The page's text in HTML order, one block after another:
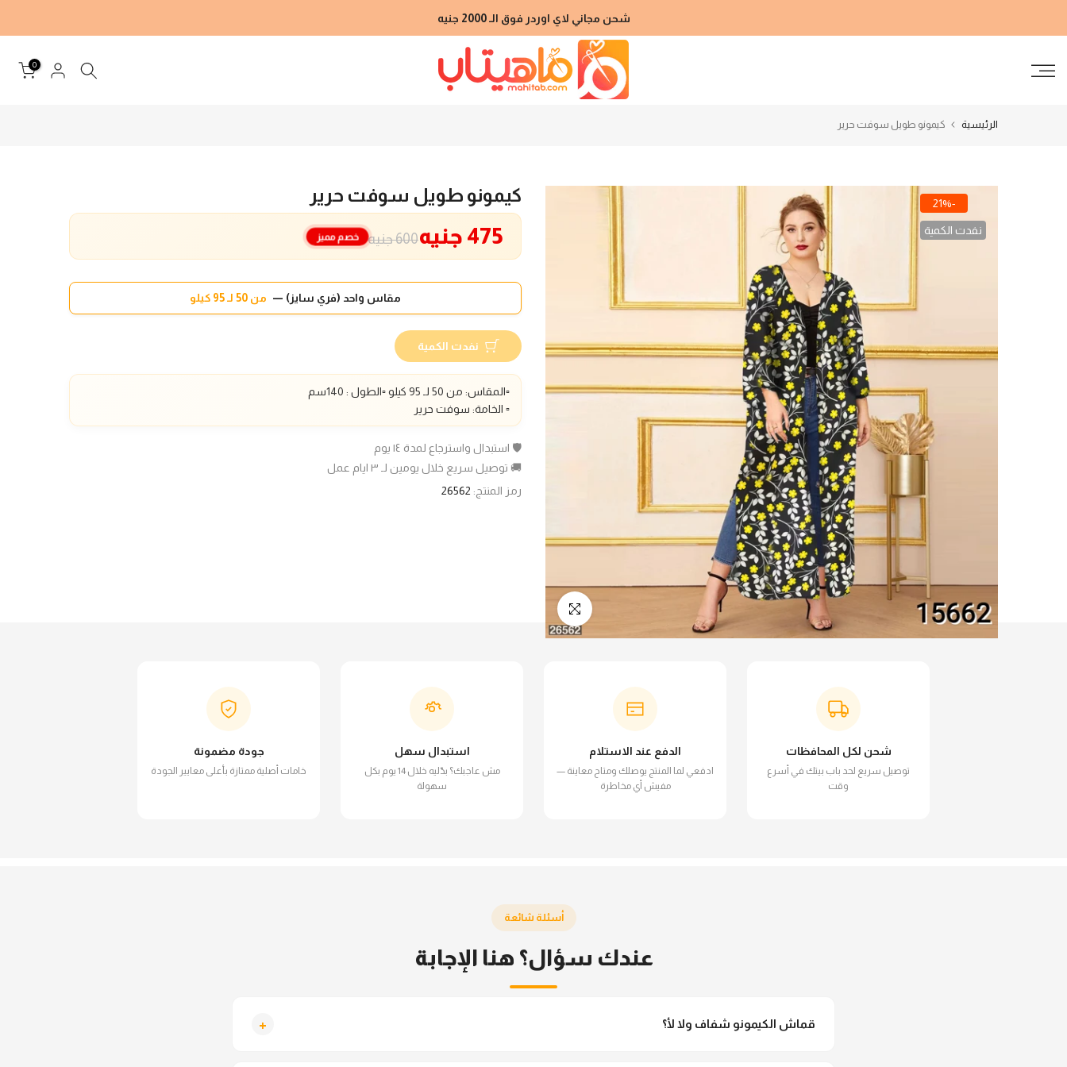
إلى
شحن مجاني لاي اوردر فوق الـ 2000 جنيه
0
الرئيسية كيمونو طويل سوفت حرير
-21%
نفدت الكمية
انقر للتكبير
كيمونو طويل سوفت حرير
600 جنيه 475 جنيه خصم مميز
مقاس واحد (فري سايز) — من 50 لـ 95 كيلو
نفدت الكمية
▫️المقاس: من 50 لـ 95 كيلو ▫️الطول : 140سم
▫️ الخامة: سوفت حرير
🛡️ استبدال واسترجاع لمدة ١٤ يوم
🚚 توصيل سريع خلال يومين لـ ٣ ايام عمل
رمز المنتج: 26562
شحن لكل المحافظات
توصيل سريع لحد باب بيتك في أسرع
وقت
الدفع عند الاستلام
ادفعي لما المنتج يوصلك ومتاح معاينة —
مفيش أي مخاطرة
استبدال سهل
مش عاجبك؟ بدّليه خلال 14 يوم بكل
سهولة
جودة مضمونة
خامات أصلية ممتازة بأعلى معايير الجودة
أسئلة شائعة
عندك سؤال؟ هنا الإجابة
قماش الكيمونو شفاف ولا لأ؟ +